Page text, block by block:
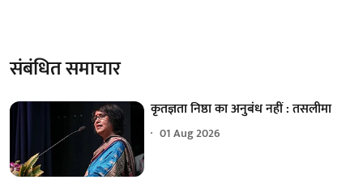
संबंधित समाचार
कृतज्ञता निष्ठा का अनुबंध नहीं : तसलीमा
01 Aug 2026